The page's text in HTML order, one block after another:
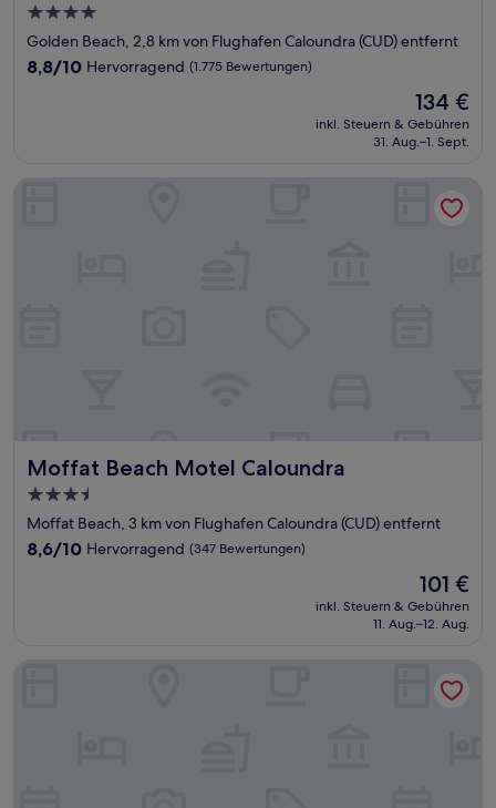
4.0-
Sterne-
Unterkunft
Golden Beach, 2,8 km von Flughafen Caloundra (CUD) entfernt
8.8
8,8/10 Hervorragend (1.775 Bewertungen)
Der
Preis
beträgt
134 €
inkl. Steuern & Gebühren
31. Aug.–1. Sept.
Moffat Beach Motel Caloundra
Moffat Beach Motel Caloundra
3.5-
Sterne-
Unterkunft
Moffat Beach, 3 km von Flughafen Caloundra (CUD) entfernt
8.6
8,6/10 Hervorragend (347 Bewertungen)
Der
Preis
beträgt
101 €
inkl. Steuern & Gebühren
11. Aug.–12. Aug.
Moffat Beach Motel Caloundra